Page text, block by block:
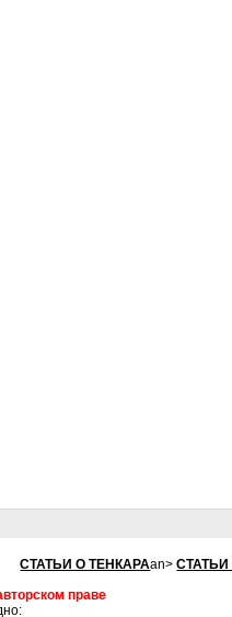
СТАТЬИ О ТЕНКАРАan>СТАТЬИ
праве